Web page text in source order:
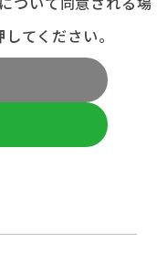
てください。